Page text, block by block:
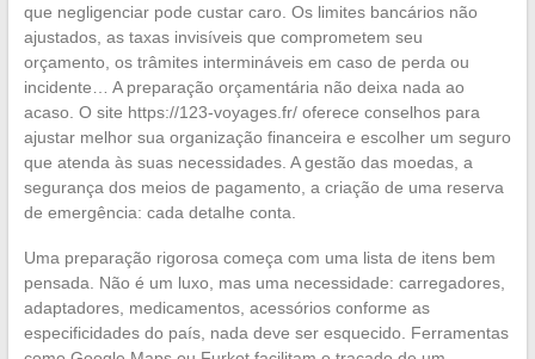
que negligenciar pode custar caro. Os limites bancários não
ajustados, as taxas invisíveis que comprometem seu
orçamento, os trâmites intermináveis em caso de perda ou
incidente… A preparação orçamentária não deixa nada ao
acaso. O site https://123-voyages.fr/ oferece conselhos para
ajustar melhor sua organização financeira e escolher um seguro
que atenda às suas necessidades. A gestão das moedas, a
segurança dos meios de pagamento, a criação de uma reserva
de emergência: cada detalhe conta.
Uma preparação rigorosa começa com uma lista de itens bem
pensada. Não é um luxo, mas uma necessidade: carregadores,
adaptadores, medicamentos, acessórios conforme as
especificidades do país, nada deve ser esquecido. Ferramentas